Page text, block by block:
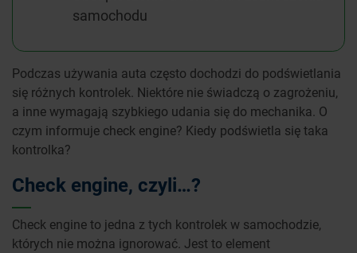
samochodu
Podczas używania auta często dochodzi do podświetlania
się różnych kontrolek. Niektóre nie świadczą o zagrożeniu,
a inne wymagają szybkiego udania się do mechanika. O
czym informuje check engine? Kiedy podświetla się taka
kontrolka?
Check engine, czyli…?
Check engine to jedna z tych kontrolek w samochodzie,
których nie można ignorować. Jest to element